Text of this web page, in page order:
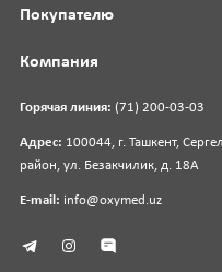
Горячая линия: (71) 200-03-03
Адрес: 100044, г. Ташкент,
район, ул. Безакчилик, д. 18А
E-mail: info@oxymed.uz
Покупателю
Компания